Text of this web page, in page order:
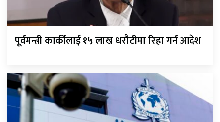
पूर्वमन्त्री कार्कीलाई १५ लाख धरौटीमा रिहा गर्न आदेश